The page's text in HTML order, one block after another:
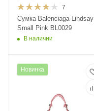
7
Сумка Balenciaga Lindsay
Small Pink BL0029
В наличии
Новинка